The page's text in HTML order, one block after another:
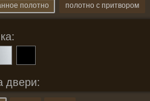
полотно полотно с притвором
двери: